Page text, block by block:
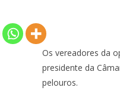
Os vereadores da
presidente da
pelouros.